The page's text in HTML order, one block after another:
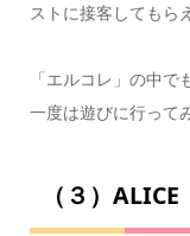
ストに接客してもら
「エルコレ」の中
一度は遊びに行って
（３）ALICE